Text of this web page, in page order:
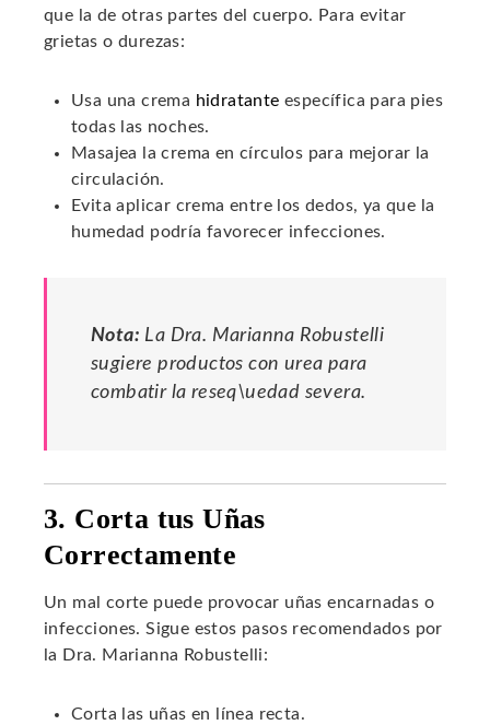
que la de otras partes del cuerpo. Para evitar
grietas o durezas:
Usa una crema hidratante específica para pies
todas las noches.
Masajea la crema en círculos para mejorar la
circulación.
Evita aplicar crema entre los dedos, ya que la
humedad podría favorecer infecciones.
Nota: La Dra. Marianna Robustelli
sugiere productos con urea para
combatir la reseq\uedad severa.
3. Corta tus Uñas
Correctamente
Un mal corte puede provocar uñas encarnadas o
infecciones. Sigue estos pasos recomendados por
la Dra. Marianna Robustelli:
Corta las uñas en línea recta.